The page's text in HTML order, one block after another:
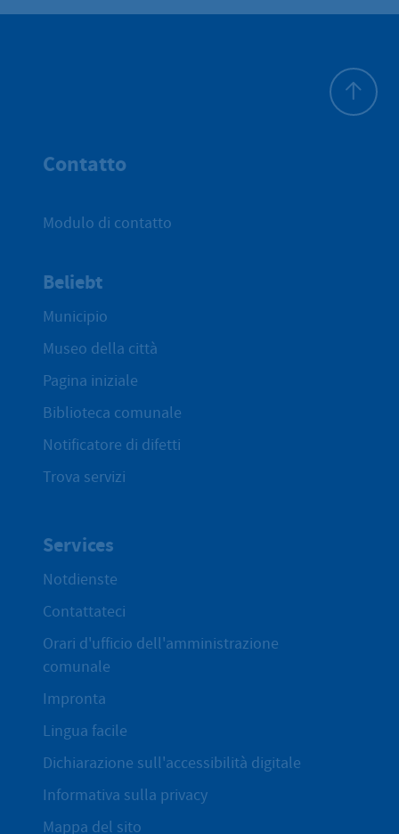
Contatto
Modulo di contatto
Beliebt
Municipio
Museo della città
Pagina iniziale
Biblioteca comunale
Notificatore di difetti
Trova servizi
Services
Notdienste
Contattateci
Orari d'ufficio dell'amministrazione
comunale
Impronta
Lingua facile
Dichiarazione sull'accessibilità digitale
Informativa sulla privacy
Mappa del sito